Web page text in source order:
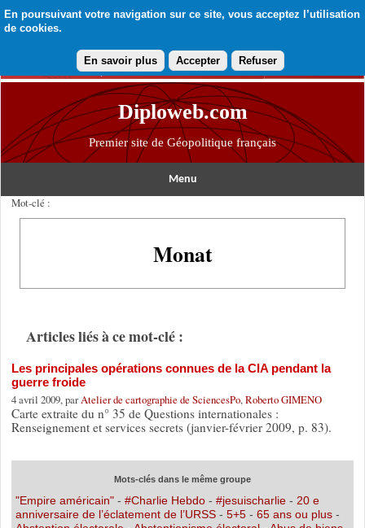
En poursuivant votre navigation sur ce site, vous acceptez l’utilisation
de cookies.
En savoir plus Accepter Refuser
Diploweb.com
Premier site de Géopolitique français
Menu
Mot-clé :
Monat
Articles liés à ce mot-clé :
Les principales opérations connues de la CIA pendant la
guerre froide
4 avril 2009, parAtelier de cartographie de SciencesPo, Roberto GIMENO
Carte extraite du n° 35 de Questions internationales :
Renseignement et services secrets (janvier-février 2009, p. 83).
Mots-clés dans le même groupe
"Empire américain"- #Charlie Hebdo- #jesuischarlie- 20 e
anniversaire de l’éclatement de l’URSS- 5+5- 65 ans ou plus-